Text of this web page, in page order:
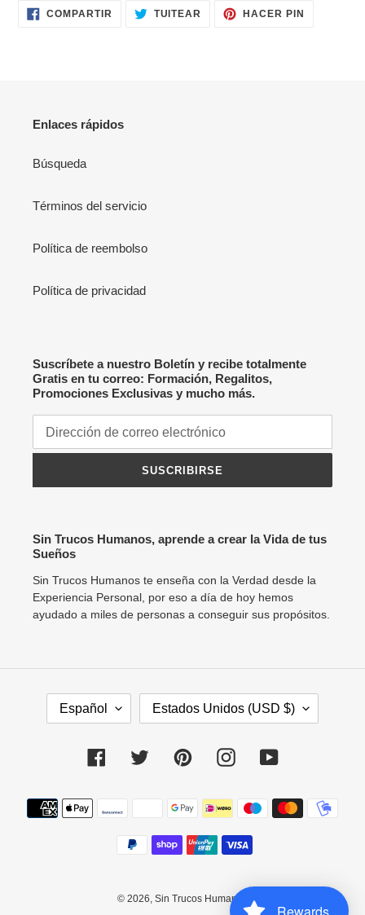
COMPARTIR COMPARTIRTUITEAR TUITEARHACER PIN
Enlaces rápidos
Búsqueda
Términos del servicio
Política de reembolso
Política de privacidad
Suscríbete a nuestro Boletín y recibe totalmente
Gratis en tu correo: Formación, Regalitos,
Promociones Exclusivas y mucho más.
SUSCRIBIRSE
Sin Trucos Humanos, aprende a crear la Vida de tus
Sueños
Sin Trucos Humanos te enseña con la Verdad desde la
Experiencia Personal, por eso a día de hoy hemos
ayudado a miles de personas a conseguir sus propósitos.
Español
S
/
E
G
I
Ó
Estados Unidos (USD $)
FacebookTwitter PinterestInstagramYouTube
Métodos
de
pago
© 2026, Sin Trucos Humanos
Rewards